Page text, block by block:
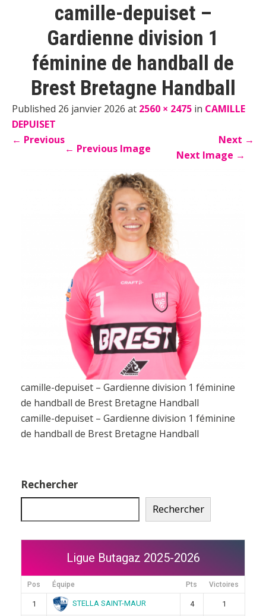
camille-depuiset –
Gardienne division 1
féminine de handball de
Brest Bretagne Handball
Published 26 janvier 2026 at 2560 × 2475 in CAMILLE
DEPUISET
← Previous Next →
← Previous Image Next Image →
camille-depuiset – Gardienne division 1 féminine
de handball de Brest Bretagne Handball
camille-depuiset – Gardienne division 1 féminine
de handball de Brest Bretagne Handball
Rechercher
Rechercher
Ligue Butagaz 2025-2026
Pos Équipe Pts Victoires
1 STELLA SAINT-MAUR 4 1